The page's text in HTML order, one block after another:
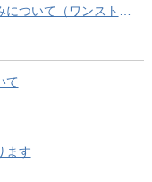
トップサービス推進事業）
て
ます